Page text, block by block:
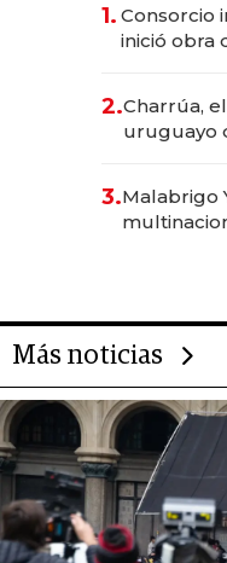
1. Consorcio
inició obra
millones
2.Charrúa,
uruguayo
3.Malabrigo
Más noticias